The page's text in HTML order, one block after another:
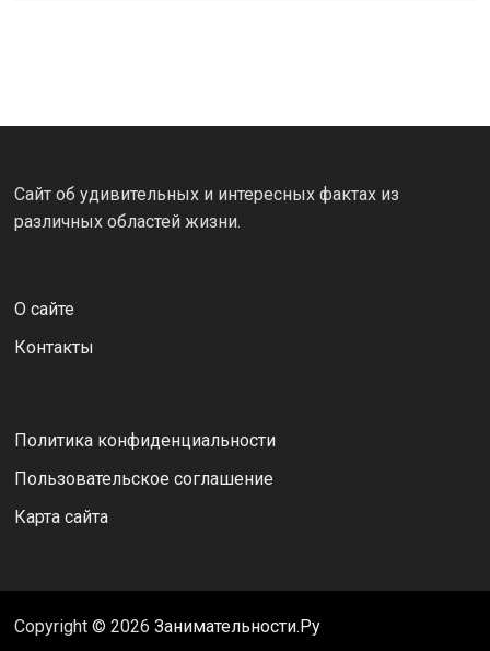
Сайт об удивительных и интересных фактах из
различных областей жизни.
О сайте
Контакты
Политика конфиденциальности
Пользовательское соглашение
Карта сайта
Copyright © 2026 Занимательности.Ру